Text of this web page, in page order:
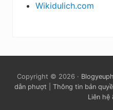
Wikidulich.com
Copyright © 2026 ·
dẫn phượt
Thông tin bản
Liên hệ